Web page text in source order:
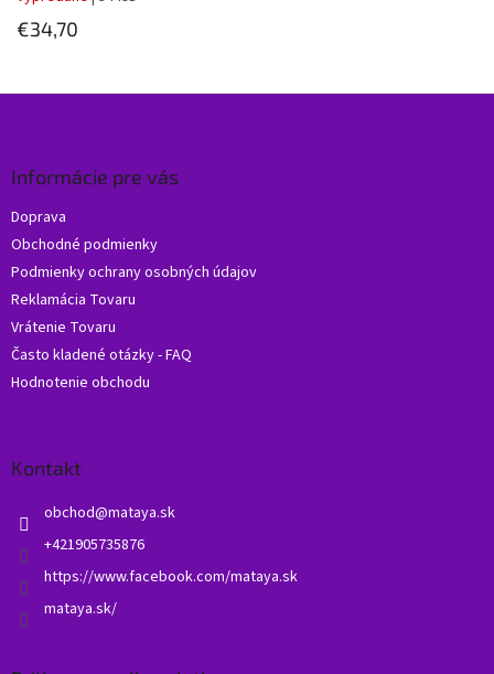
€34,70
Informácie pre vás
Doprava
Obchodné podmienky
Podmienky ochrany osobných údajov
Reklamácia Tovaru
Vrátenie Tovaru
Často kladené otázky - FAQ
Hodnotenie obchodu
Kontakt
obchod@mataya.sk
+421905735876
https://www.facebook.com/mataya.sk
mataya.sk/